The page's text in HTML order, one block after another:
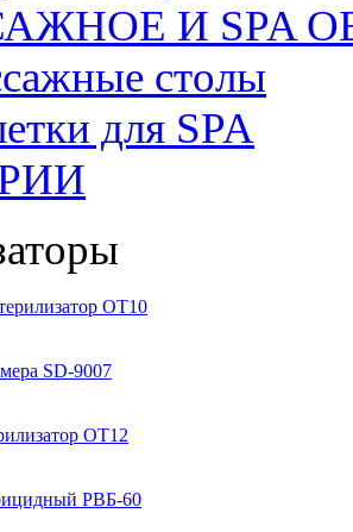
И SPA
столы
для SPA
ОТ10
SD-9007
ОТ12
РВБ-60